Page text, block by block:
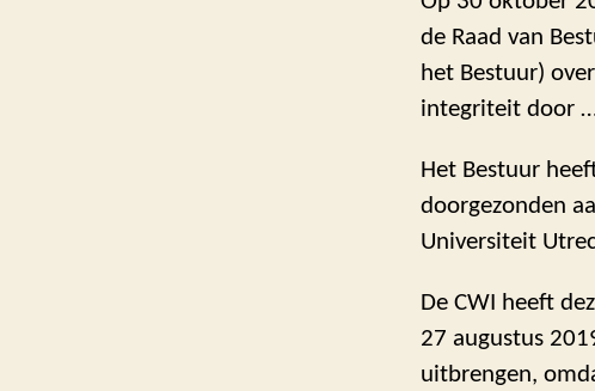
de Raad van
het Bestuur)
integriteit door
Het Bestuur
doorgezonden
Universiteit
De CWI heeft
27 augustus
uitbrengen,